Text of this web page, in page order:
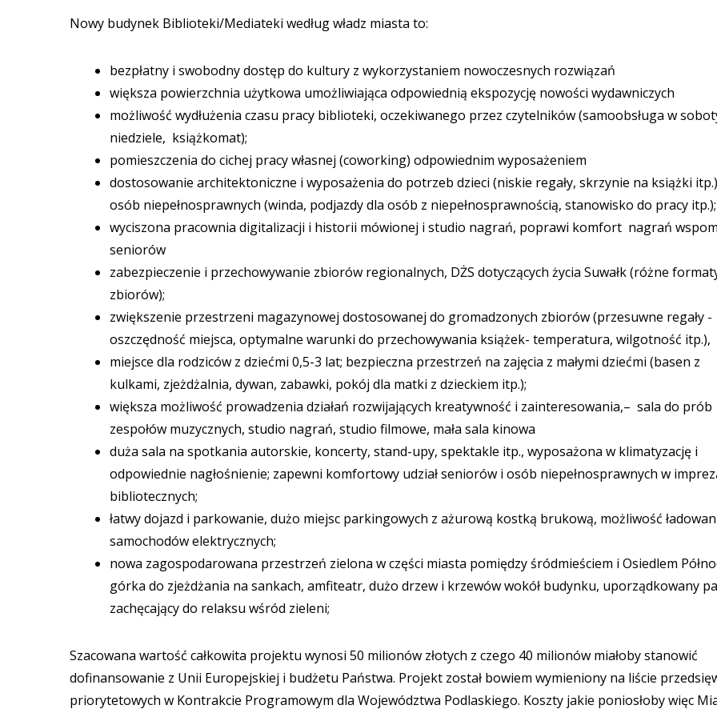
Nowy budynek Biblioteki/Mediateki według władz miasta to:
bezpłatny i swobodny dostęp do kultury z wykorzystaniem nowoczesnych rozwiązań
większa powierzchnia użytkowa umożliwiająca odpowiednią ekspozycję nowości wydawniczych
możliwość wydłużenia czasu pracy biblioteki, oczekiwanego przez czytelników (samoobsługa w
niedziele, książkomat);
pomieszczenia do cichej pracy własnej (coworking) odpowiednim wyposażeniem
dostosowanie architektoniczne i wyposażenia do potrzeb dzieci (niskie regały, skrzynie na książki
osób niepełnosprawnych (winda, podjazdy dla osób z niepełnosprawnością, stanowisko do pracy itp.);
wyciszona pracownia digitalizacji i historii mówionej i studio nagrań, poprawi komfort nagrań
seniorów
zabezpieczenie i przechowywanie zbiorów regionalnych, DŻS dotyczących życia Suwałk (różne
zbiorów);
zwiększenie przestrzeni magazynowej dostosowanej do gromadzonych zbiorów (przesuwne regały -
oszczędność miejsca, optymalne warunki do przechowywania książek- temperatura, wilgotność itp.),
miejsce dla rodziców z dziećmi 0,5-3 lat; bezpieczna przestrzeń na zajęcia z małymi dziećmi (basen z
kulkami, zjeżdżalnia, dywan, zabawki, pokój dla matki z dzieckiem itp.);
większa możliwość prowadzenia działań rozwijających kreatywność i zainteresowania,– sala do prób
zespołów muzycznych, studio nagrań, studio filmowe, mała sala kinowa
duża sala na spotkania autorskie, koncerty, stand-upy, spektakle itp., wyposażona w klimatyzację i
odpowiednie nagłośnienie; zapewni komfortowy udział seniorów i osób niepełnosprawnych w
bibliotecznych;
łatwy dojazd i parkowanie, dużo miejsc parkingowych z ażurową kostką brukową, możliwość
samochodów elektrycznych;
nowa zagospodarowana przestrzeń zielona w części miasta pomiędzy śródmieściem i Osiedlem
górka do zjeżdżania na sankach, amfiteatr, dużo drzew i krzewów wokół budynku, uporządkowany
zachęcający do relaksu wśród zieleni;
Szacowana wartość całkowita projektu wynosi 50 milionów złotych z czego 40 milionów miałoby stanowić
dofinansowanie z Unii Europejskiej i budżetu Państwa. Projekt został bowiem wymieniony na liście
priorytetowych w Kontrakcie Programowym dla Województwa Podlaskiego. Koszty jakie poniosłoby więc